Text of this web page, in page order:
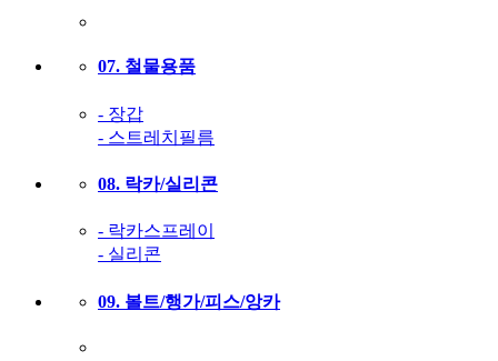
07. 철물용품
- 장갑
- 스트레치필름
08. 락카/실리콘
- 락카스프레이
- 실리콘
09. 볼트/행가/피스/앙카